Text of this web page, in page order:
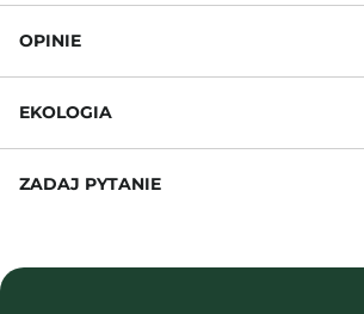
OPINIE
EKOLOGIA
ZADAJ PYTANIE